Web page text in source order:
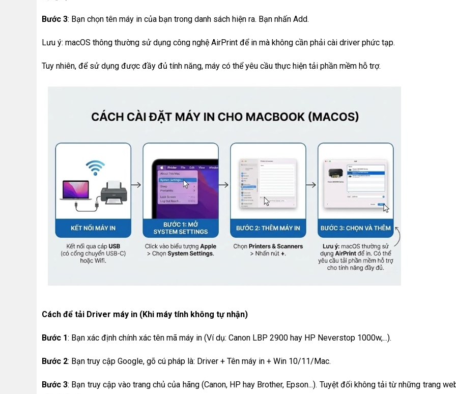
Bước 3: Bạn chọn tên máy in của bạn trong danh sách hiện ra. Bạn nhấn Add.
Lưu ý: macOS thông thường sử dụng công nghệ AirPrint để in mà không cần phải cài driver phức tạp.
Tuy nhiên, để sử dụng được đầy đủ tính năng, máy có thể yêu cầu thực hiện tải phần mềm hỗ trợ.
Cách để tải Driver máy in (Khi máy tính không tự nhận)
Bước 1: Bạn xác định chính xác tên mã máy in (Ví dụ: Canon LBP 2900 hay HP Neverstop 1000w,...).
Bước 2: Bạn truy cập Google, gõ cú pháp là: Driver + Tên máy in + Win 10/11/Mac.
Bước 3: Bạn truy cập vào trang chủ của hãng (Canon, HP hay Brother, Epson...). Tuyệt đối không tải từ những trang